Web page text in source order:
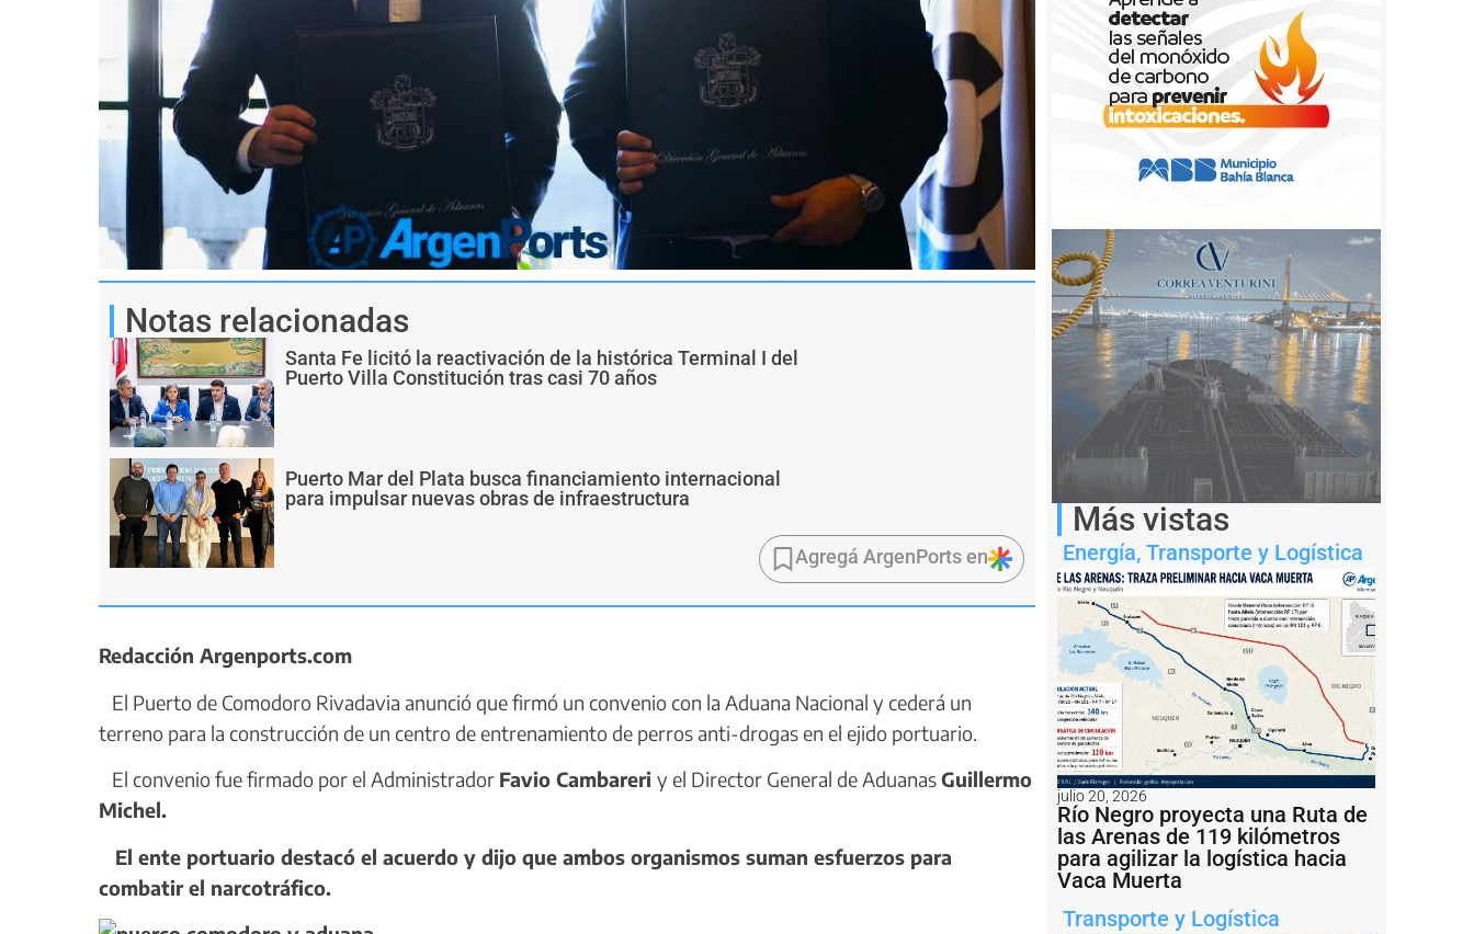
Notas relacionadas
Santa Fe licitó la reactivación de la histórica Terminal I del
Puerto Villa Constitución tras casi 70 años
Puerto Mar del Plata busca financiamiento internacional
para impulsar nuevas obras de infraestructura
Agregá ArgenPorts en
Redacción Argenports.com
El Puerto de Comodoro Rivadavia anunció que firmó un convenio con la Aduana Nacional y cederá un
terreno para la construcción de un centro de entrenamiento de perros anti-drogas en el ejido portuario.
El convenio fue firmado por el Administrador Favio Cambareri y el Director General de AduanasGuillermo
Michel.
El ente portuario destacó el acuerdo y dijo que ambos organismos suman esfuerzos para
combatir el narcotráfico.
Más vistas
Energía, Transporte y Logística
julio 20, 2026
Río Negro proyecta una Ruta de
las Arenas de 119 kilómetros
para agilizar la logística hacia
Vaca Muerta
Transporte y Logística